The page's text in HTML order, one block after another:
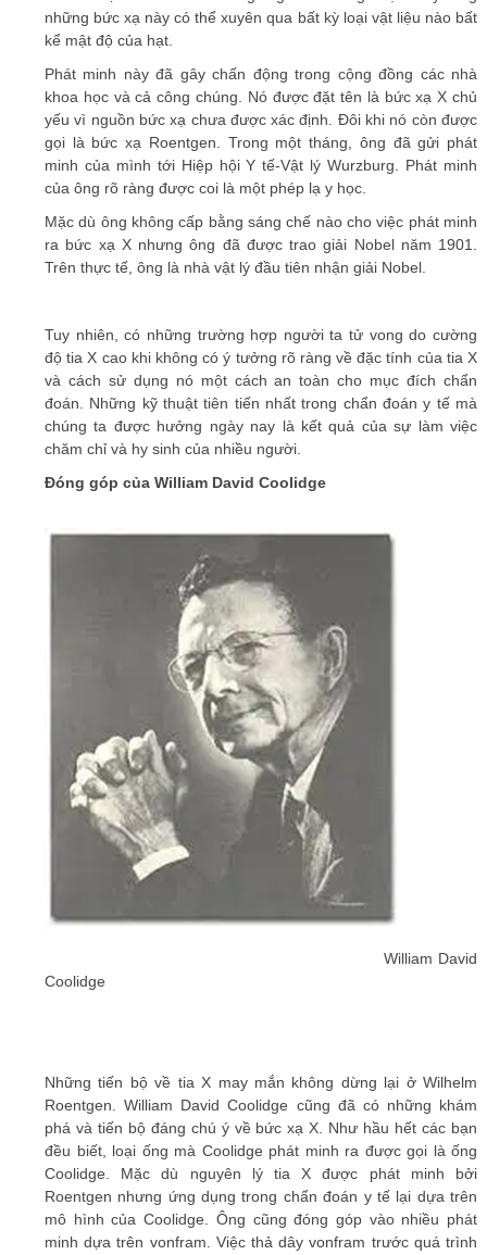
những bức xạ này có thể xuyên qua bất kỳ loại vật liệu nào bất
kể mật độ của hạt.
Phát minh này đã gây chấn động trong cộng đồng các nhà
khoa học và cả công chúng. Nó được đặt tên là bức xạ X chủ
yếu vì nguồn bức xạ chưa được xác định. Đôi khi nó còn được
gọi là bức xạ Roentgen. Trong một tháng, ông đã gửi phát
minh của mình tới Hiệp hội Y tế-Vật lý Wurzburg. Phát minh
của ông rõ ràng được coi là một phép lạ y học.
Mặc dù ông không cấp bằng sáng chế nào cho việc phát minh
ra bức xạ X nhưng ông đã được trao giải Nobel năm 1901.
Trên thực tế, ông là nhà vật lý đầu tiên nhận giải Nobel.
Tuy nhiên, có những trường hợp người ta tử vong do cường
độ tia X cao khi không có ý tưởng rõ ràng về đặc tính của tia X
và cách sử dụng nó một cách an toàn cho mục đích chẩn
đoán. Những kỹ thuật tiên tiến nhất trong chẩn đoán y tế mà
chúng ta được hưởng ngày nay là kết quả của sự làm việc
chăm chỉ và hy sinh của nhiều người.
Đóng góp của William David Coolidge
William David
Coolidge
Những tiến bộ về tia X may mắn không dừng lại ở Wilhelm
Roentgen. William David Coolidge cũng đã có những khám
phá và tiến bộ đáng chú ý về bức xạ X. Như hầu hết các bạn
đều biết, loại ống mà Coolidge phát minh ra được gọi là ống
Coolidge. Mặc dù nguyên lý tia X được phát minh bởi
Roentgen nhưng ứng dụng trong chẩn đoán y tế lại dựa trên
mô hình của Coolidge. Ông cũng đóng góp vào nhiều phát
minh dựa trên vonfram. Việc thả dây vonfram trước quá trình